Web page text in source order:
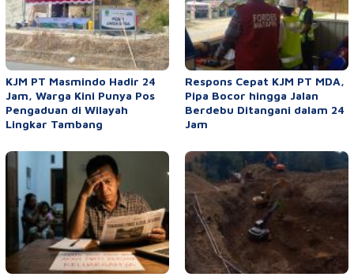
KJM PT Masmindo Hadir 24
Jam, Warga Kini Punya Pos
Pengaduan di Wilayah
Lingkar Tambang
Respons Cepat KJM PT MDA,
Pipa Bocor hingga Jalan
Berdebu Ditangani dalam 24
Jam